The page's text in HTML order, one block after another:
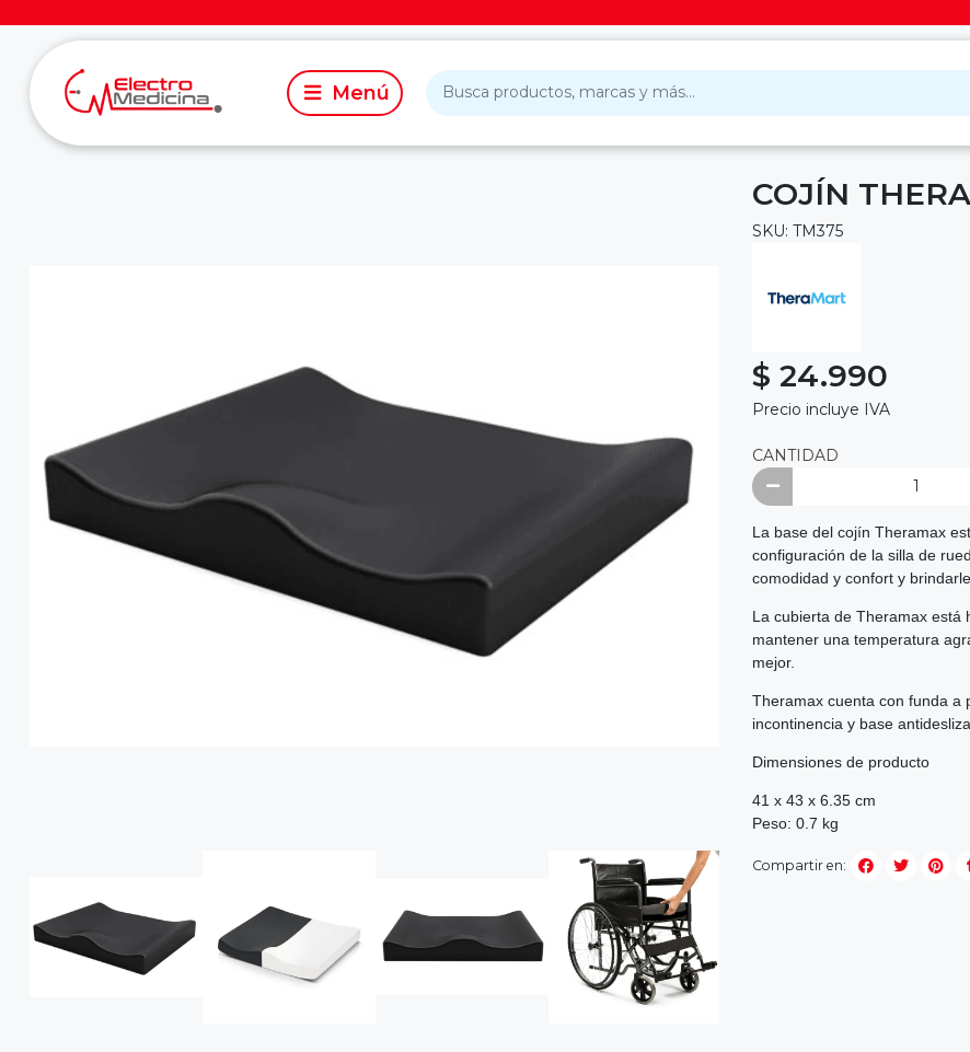
COJÍN
SKU: TM375
$ 24.990
Precio incluye IVA
CANTIDAD
La base del cojín Theramax
configuración de la silla de
comodidad y confort y
La cubierta de Theramax está
mantener una temperatura
mejor.
Theramax cuenta con funda a
incontinencia y base
Dimensiones de producto
41 x 43 x 6.35 cm
Peso: 0.7 kg
Compartir en: